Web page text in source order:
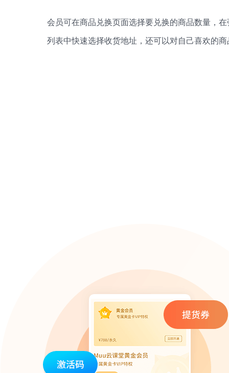
会员可在商品兑换页面选择要兑换的商品数量，
列表中快速选择收货地址，还可以对自己喜欢的